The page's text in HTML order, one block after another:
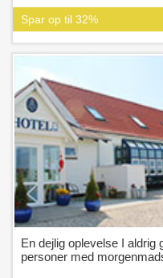
Spar op til 32%
En dejlig oplevelse I aldrig
personer med